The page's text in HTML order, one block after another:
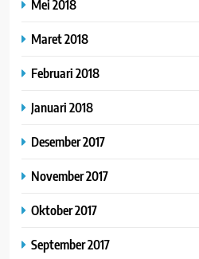
Mei 2018
Maret 2018
Februari 2018
Januari 2018
Desember 2017
November 2017
Oktober 2017
September 2017